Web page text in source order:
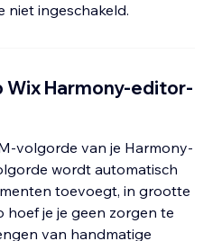
niet ingeschakeld.
Wix Harmony-editor-
volgorde van je Harmony-
wordt automatisch
toevoegt, in grootte
hoef je je geen zorgen te
van handmatige